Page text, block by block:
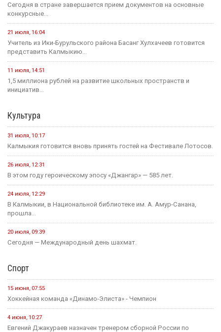
Сегодня в стране завершается прием документов на основные
конкурсные...
21 июля, 16:04
Учитель из Ики-Бурульского района Басанг Хулхачеев готовится
представить Калмыкию...
11 июля, 14:51
1,5 миллиона рублей на развитие школьных пространств и
инициатив...
Культура
31 июля, 10:17
Калмыкия готовится вновь принять гостей на Фестивале Лотосов.
26 июля, 12:31
В этом году героическому эпосу «Джангар» — 585 лет.
24 июля, 12:29
В Калмыкии, в Национальной библиотеке им. А. Амур-Санана,
прошла...
20 июля, 09:39
Сегодня — Международный день шахмат.
Спорт
15 июня, 07:55
Хоккейная команда «Динамо-Элиста» - Чемпион
4 июня, 10:27
Евгений Джакураев назначен тренером сборной России по